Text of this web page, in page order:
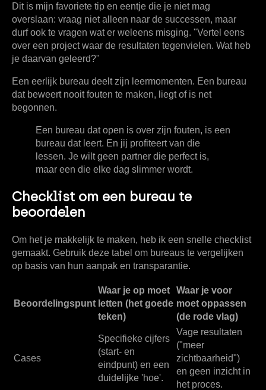
Dit is mijn favoriete tip en eentje die je niet mag
overslaan: vraag niet alleen naar de successen, maar
durf ook te vragen wat er weleens misging. "Vertel eens
over een project waar de resultaten tegenvielen. Wat heb
je daarvan geleerd?"
Een eerlijk bureau deelt zijn leermomenten. Een bureau
dat beweert nooit fouten te maken, liegt of is net
begonnen.
Een bureau dat open is over zijn fouten, is een
bureau dat leert. En jij profiteert van die
lessen. Je wilt geen partner die perfect is,
maar een die elke dag slimmer wordt.
Checklist om een bureau te
beoordelen
Om het je makkelijk te maken, heb ik een snelle checklist
gemaakt. Gebruik deze tabel om bureaus te vergelijken
op basis van hun aanpak en transparantie.
Beoordelingspunt
Waar je op moet
letten (het goede
teken)
Waar je voor
moet oppassen
(de rode vlag)
Cases
Specifieke cijfers
(start- en
eindpunt) en een
duidelijke 'hoe'.
Vage resultaten
("meer
zichtbaarheid")
en geen inzicht in
het proces.